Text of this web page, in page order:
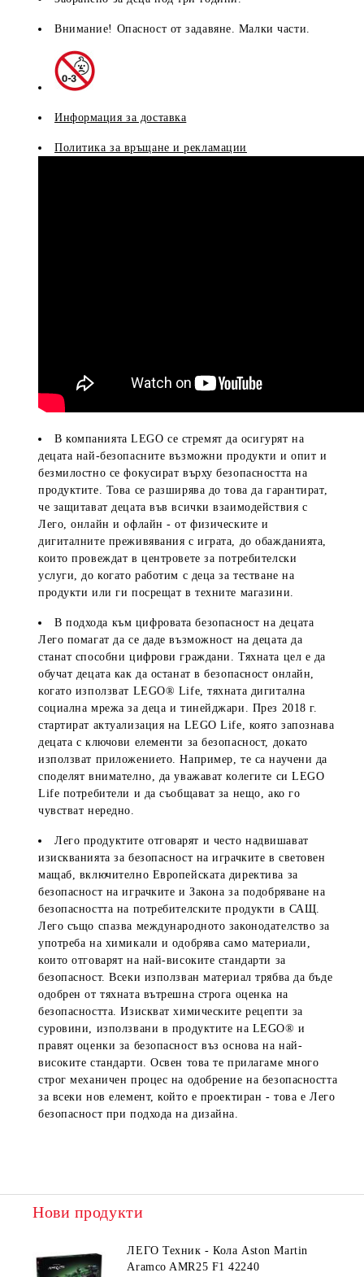
Внимание! Опасност от задавяне. Малки части.
Информация за доставка
Политика за връщане и рекламации
В компанията LEGO се стремят да осигурят на
децата най-безопасните възможни продукти и опит и
безмилостно се фокусират върху безопасността на
продуктите. Това се разширява до това да гарантират,
че защитават децата във всички взаимодействия с
Лего, онлайн и офлайн - от физическите и
дигиталните преживявания с играта, до обажданията,
които провеждат в центровете за потребителски
услуги, до когато работим с деца за тестване на
продукти или ги посрещат в техните магазини.
В подхода към цифровата безопасност на децата
Лего помагат да се даде възможност на децата да
станат способни цифрови граждани. Тяхната цел е да
обучат децата как да останат в безопасност онлайн,
когато използват LEGO® Life, тяхната дигитална
социална мрежа за деца и тинейджари. През 2018 г.
стартират актуализация на LEGO Life, която запознава
децата с ключови елементи за безопасност, докато
използват приложението. Например, те са научени да
споделят внимателно, да уважават колегите си LEGO
Life потребители и да съобщават за нещо, ако го
чувстват нередно.
Лего продуктите отговарят и често надвишават
изискванията за безопасност на играчките в световен
мащаб, включително Европейската директива за
безопасност на играчките и Закона за подобряване на
безопасността на потребителските продукти в САЩ.
Лего също спазва международното законодателство за
употреба на химикали и одобрява само материали,
които отговарят на най-високите стандарти за
безопасност. Всеки използван материал трябва да бъде
одобрен от тяхната вътрешна строга оценка на
безопасността. Изискват химическите рецепти за
суровини, използвани в продуктите на LEGO® и
правят оценки за безопасност въз основа на най-
високите стандарти. Освен това те прилагаме много
строг механичен процес на одобрение на безопасността
за всеки нов елемент, който е проектиран - това е Лего
безопасност при подхода на дизайна.
Нови продукти
ЛЕГО Техник - Кола Aston Martin
Aramco AMR25 F1 42240